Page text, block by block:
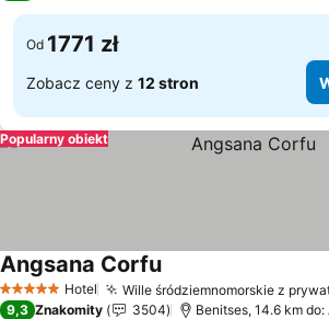
Od 1771 zł
Zobacz ceny z 12 stron
Popularny obiekt
5 KategoriaHotel Wille śródziemnomorskie z
Angsana CorfuWyświetl ceny
9,3 Znakomity 3504 Benitses, 14.6 km